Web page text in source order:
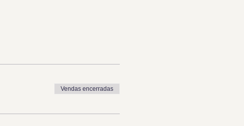
Vendas encerradas